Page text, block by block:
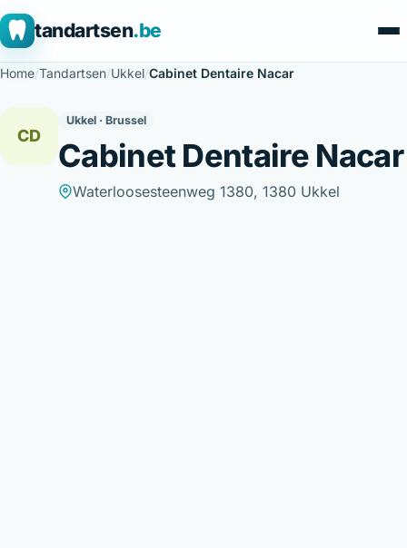
tandartsen.be
Home/Tandartsen/Ukkel/Cabinet Dentaire Nacar
CD
Ukkel · Brussel
Cabinet Dentaire Nacar
Waterloosesteenweg 1380, 1380 Ukkel